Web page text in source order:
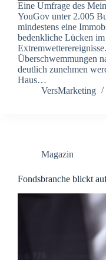
Eine Umfrage des
YouGov unter 2.005
mindestens eine
bedenkliche Lücken im
Überschwemmungen
deutlich zunehmen
Haus…
VersMarketing
Magazin
Fondsbranche blickt